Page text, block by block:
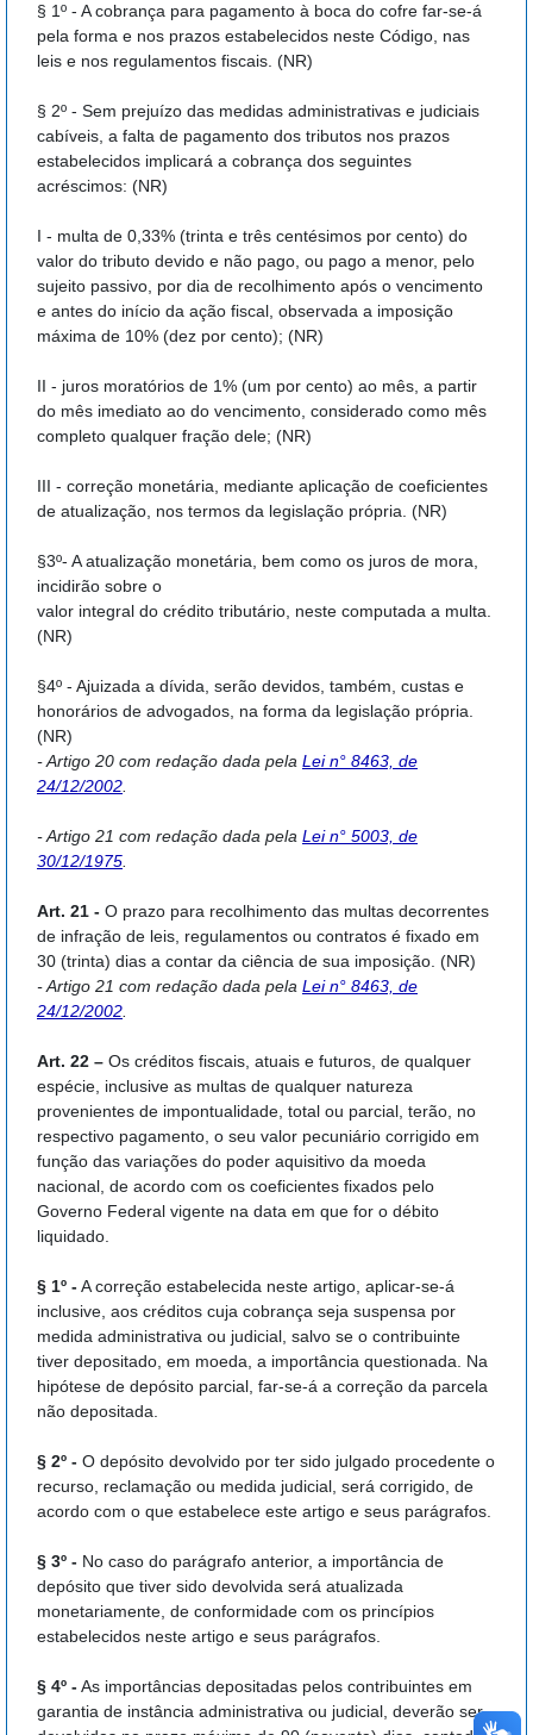
§ 1º - A cobrança para pagamento à boca do cofre far-se-á
pela forma e nos prazos estabelecidos neste Código, nas
leis e nos regulamentos fiscais. (NR)
§ 2º - Sem prejuízo das medidas administrativas e judiciais
cabíveis, a falta de pagamento dos tributos nos prazos
estabelecidos implicará a cobrança dos seguintes
acréscimos: (NR)
I - multa de 0,33% (trinta e três centésimos por cento) do
valor do tributo devido e não pago, ou pago a menor, pelo
sujeito passivo, por dia de recolhimento após o vencimento
e antes do início da ação fiscal, observada a imposição
máxima de 10% (dez por cento); (NR)
II - juros moratórios de 1% (um por cento) ao mês, a partir
do mês imediato ao do vencimento, considerado como mês
completo qualquer fração dele; (NR)
III - correção monetária, mediante aplicação de coeficientes
de atualização, nos termos da legislação própria. (NR)
§3º- A atualização monetária, bem como os juros de mora,
incidirão sobre o
valor integral do crédito tributário, neste computada a multa.
(NR)
§4º - Ajuizada a dívida, serão devidos, também, custas e
honorários de advogados, na forma da legislação própria.
(NR)
- Artigo 20 com redação dada pela Lei n° 8463, de
24/12/2002
- Artigo 21 com redação dada pela Lei n° 5003, de
30/12/1975
Art. 21 - O prazo para recolhimento das multas decorrentes
de infração de leis, regulamentos ou contratos é fixado em
30 (trinta) dias a contar da ciência de sua imposição. (NR)
- Artigo 21 com redação dada pela Lei n° 8463, de
24/12/2002
Art. 22 – Os créditos fiscais, atuais e futuros, de qualquer
espécie, inclusive as multas de qualquer natureza
provenientes de impontualidade, total ou parcial, terão, no
respectivo pagamento, o seu valor pecuniário corrigido em
função das variações do poder aquisitivo da moeda
nacional, de acordo com os coeficientes fixados pelo
Governo Federal vigente na data em que for o débito
liquidado.
§ 1º -A correção estabelecida neste artigo, aplicar-se-á
inclusive, aos créditos cuja cobrança seja suspensa por
medida administrativa ou judicial, salvo se o contribuinte
tiver depositado, em moeda, a importância questionada. Na
hipótese de depósito parcial, far-se-á a correção da parcela
não depositada.
§ 2º - O depósito devolvido por ter sido julgado procedente o
recurso, reclamação ou medida judicial, será corrigido, de
acordo com o que estabelece este artigo e seus parágrafos.
§ 3º - No caso do parágrafo anterior, a importância de
depósito que tiver sido devolvida será atualizada
monetariamente, de conformidade com os princípios
estabelecidos neste artigo e seus parágrafos.
§ 4º -As importâncias depositadas pelos contribuintes em
garantia de instância administrativa ou judicial, deverão ser